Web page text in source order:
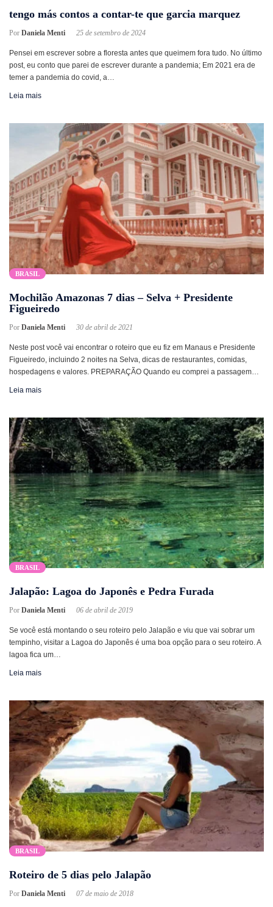
tengo más contos a contar-te que garcia marquez
Por Daniela Menti 25 de setembro de 2024
Pensei em escrever sobre a floresta antes que queimem fora tudo. No último
post, eu conto que parei de escrever durante a pandemia; Em 2021 era de
temer a pandemia do covid, a…
Leia mais
BRASIL
Mochilão Amazonas 7 dias – Selva + Presidente
Figueiredo
Por Daniela Menti 30 de abril de 2021
Neste post você vai encontrar o roteiro que eu fiz em Manaus e Presidente
Figueiredo, incluindo 2 noites na Selva, dicas de restaurantes, comidas,
hospedagens e valores. PREPARAÇÃO Quando eu comprei a passagem…
Leia mais
BRASIL
Jalapão: Lagoa do Japonês e Pedra Furada
Por Daniela Menti 06 de abril de 2019
Se você está montando o seu roteiro pelo Jalapão e viu que vai sobrar um
tempinho, visitar a Lagoa do Japonês é uma boa opção para o seu roteiro. A
lagoa fica um…
Leia mais
BRASIL
Roteiro de 5 dias pelo Jalapão
Por Daniela Menti 07 de maio de 2018